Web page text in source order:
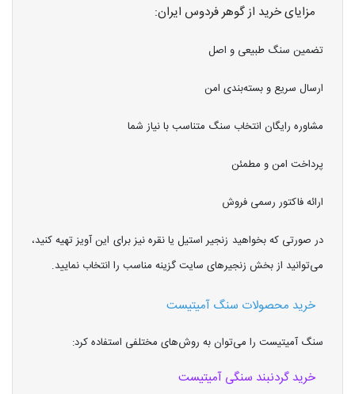
مزایای خرید از گوهر فردوس ایران:
تضمین سنگ طبیعی و اصل
ارسال سریع و بسته‌بندی امن
مشاوره رایگان انتخاب سنگ متناسب با نیاز شما
پرداخت امن و مطمئن
ارائه فاکتور رسمی فروش
در صورتی که بخواهید زنجیر استیل یا نقره نیز برای این آویز تهیه کنید،
می‌توانید از بخش زنجیرهای سایت گزینه مناسب را انتخاب نمایید.
خرید محصولات سنگ آمیتیست
سنگ آمیتیست را می‌توان به روش‌های مختلفی استفاده کرد:
خرید گردنبند سنگی آمیتیست